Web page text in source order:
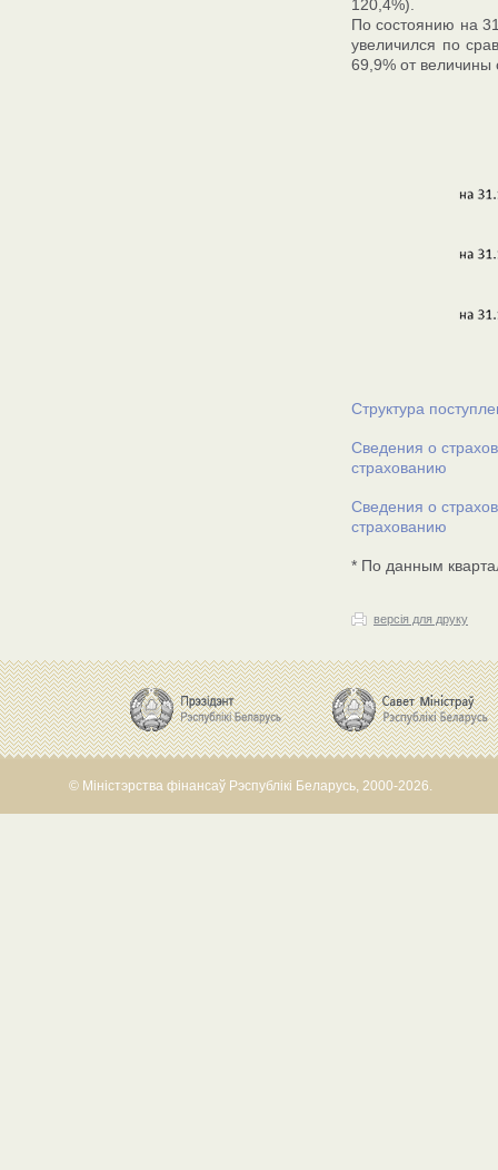
120,4%).
По состоянию на
увеличился по
69,9% от величины
Структура
Сведения о
страхованию
Сведения о
страхованию
* По данным
версія для друку
© Міністэрства фінансаў Рэспублікі Беларусь, 2000-2026.